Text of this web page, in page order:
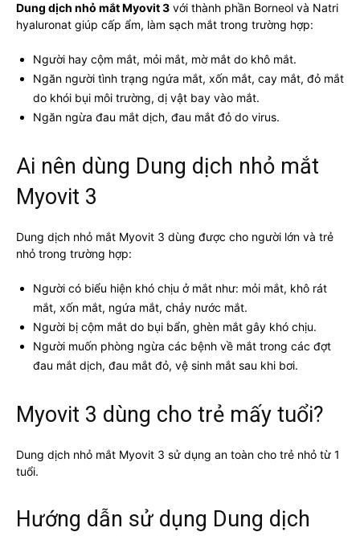
Dung dịch nhỏ mắt Myovit 3 với thành phần Borneol và Natri
hyaluronat giúp cấp ẩm, làm sạch mắt trong trường hợp:
Người hay cộm mắt, mỏi mắt, mờ mắt do khô mắt.
Ngăn người tình trạng ngứa mắt, xốn mắt, cay mắt, đỏ mắt
do khói bụi môi trường, dị vật bay vào mắt.
Ngăn ngừa đau mắt dịch, đau mắt đỏ do virus.
Ai nên dùng Dung dịch nhỏ mắt
Myovit 3
Dung dịch nhỏ mắt Myovit 3 dùng được cho người lớn và trẻ
nhỏ trong trường hợp:
Người có biểu hiện khó chịu ở mắt như: mỏi mắt, khô rát
mắt, xốn mắt, ngứa mắt, chảy nước mắt.
Người bị cộm mắt do bụi bẩn, ghèn mắt gây khó chịu.
Người muốn phòng ngừa các bệnh về mắt trong các đợt
đau mắt dịch, đau mắt đỏ, vệ sinh mắt sau khi bơi.
Myovit 3 dùng cho trẻ mấy tuổi?
Dung dịch nhỏ mắt Myovit 3 sử dụng an toàn cho trẻ nhỏ từ 1
tuổi.
Hướng dẫn sử dụng Dung dịch